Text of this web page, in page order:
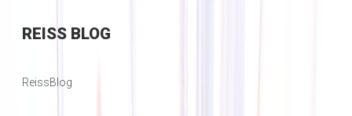
REISSBLOG
ReissBlog